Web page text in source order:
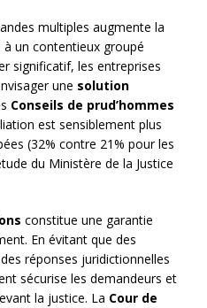
multiples augmente la
à un contentieux groupé
significatif, les entreprises
une solution
Conseils de prud’hommes
est sensiblement plus
(32% contre 21% pour les
du Ministère de la Justice
constitue une garantie
En évitant que des
réponses juridictionnelles
sécurise les demandeurs et
la justice. La Cour de